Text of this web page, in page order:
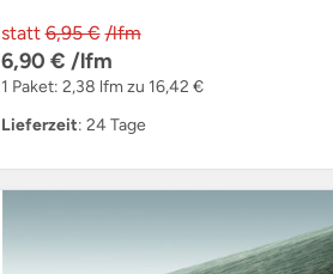
statt 6,95 € /lfm
6,90 € /lfm
1 Paket: 2,38 lfm zu 16,42 €
Lieferzeit: 24 Tage